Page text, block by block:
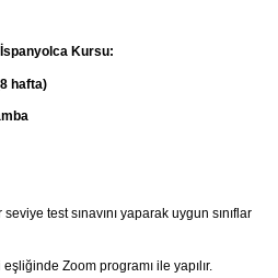
Kursu:
hafta)
test sınavını yaparak uygun sınıflar
Zoom programı ile yapılır.